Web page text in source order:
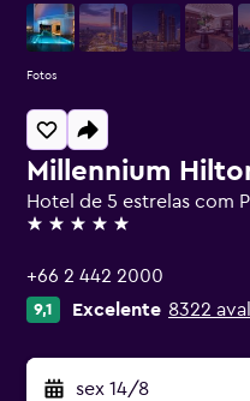
Millennium
Hotel de 5 estrelas com
5 estrelas
+66 2 442 2000
9,1 Excelente 8322
sex 14/8
Fotos